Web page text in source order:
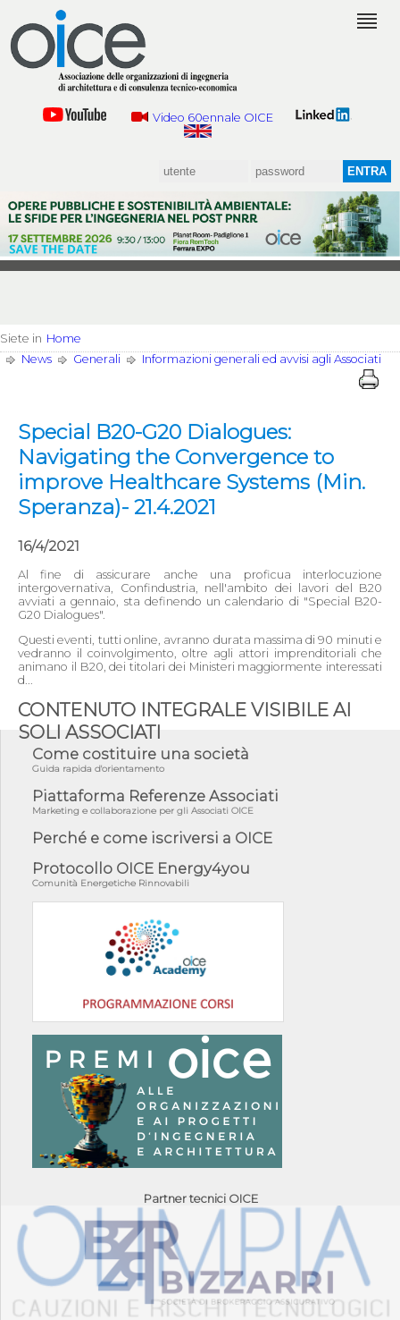
Video 60ennale OICE
Siete in Home
News
Generali Informazioni generali ed avvisi agli Associati
Special B20-G20 Dialogues:
Navigating the Convergence to
improve Healthcare Systems (Min.
Speranza)- 21.4.2021
16/4/2021
Al fine di assicurare anche una proficua interlocuzione
intergovernativa, Confindustria, nell'ambito dei lavori del B20
avviati a gennaio, sta definendo un calendario di "Special B20-
G20 Dialogues".
Questi eventi, tutti online, avranno durata massima di 90 minuti e
vedranno il coinvolgimento, oltre agli attori imprenditoriali che
animano il B20, dei titolari dei Ministeri maggiormente interessati
d...
CONTENUTO INTEGRALE VISIBILE AI
SOLI ASSOCIATI
Come costituire una società
Guida rapida d'orientamento
Piattaforma Referenze Associati
Marketing e collaborazione per gli Associati OICE
Perché e come iscriversi a OICE
Protocollo OICE Energy4you
Comunità Energetiche Rinnovabili
Partner tecnici OICE